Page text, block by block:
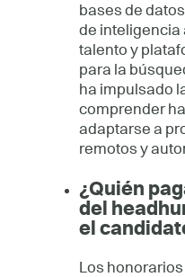
bases de
de inteligencia
talento y
para la
ha impulsado
comprender
adaptarse a
remotos y
¿Quién
del
el
Los